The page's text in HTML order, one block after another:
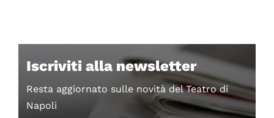
Iscriviti alla newsletter
Resta aggiornato sulle novità del Teatro di
Napoli